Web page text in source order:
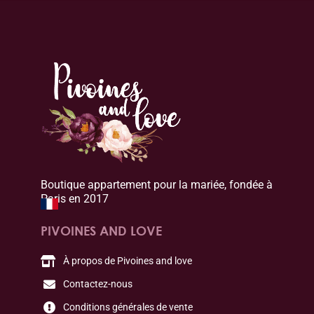
Boutique appartement pour la mariée, fondée à
Paris en 2017
PIVOINES AND LOVE
À propos de Pivoines and love
Contactez-nous
Conditions générales de vente